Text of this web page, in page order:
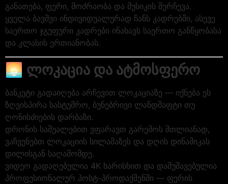
განათება, ფერი, მოძრაობა და მუსიკის შერჩევა.
ყველა ბავშვი ინდივიდუალურად ჩანს კადრებში, ასევე
საერთო ჯგუფური კადრები ინახავს საერთო განწყობასა
და კლასის ერთიანობას.
🌅 ლოკაცია და ატმოსფერო
ბანკეტი გადაიღება არჩევით ლოკაციაზე — იქნება ეს
ზღვისპირა სასტუმრო, ბუნებრივი ლანდშაფტი თუ
ღონისძიების დარბაზი.
დრონის საშუალებით ვფარავთ გარემოს მთლიანად,
ვაჩვენებთ ლოკაციის სილამაზეს და დღის დინამიკას
დილისგან საღამომდე.
ვიდეო გადაღებულია 4K ხარისხით და დამუშავებულია
პროფესიონალურ პოსტ-პროდაქშენში — ფერის